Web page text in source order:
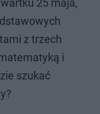
25 maja,
z trzech
i
szukać